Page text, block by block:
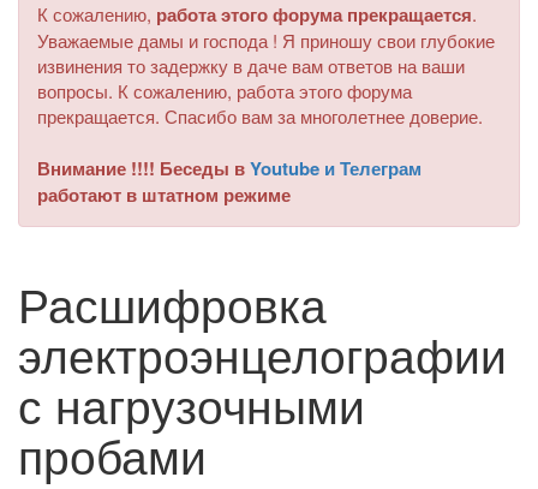
К сожалению, работа этого форума прекращается.
Уважаемые дамы и господа ! Я приношу свои глубокие
извинения то задержку в даче вам ответов на ваши
вопросы. К сожалению, работа этого форума
прекращается. Спасибо вам за многолетнее доверие.
Внимание !!!! Беседы вYoutube и Телеграм
работают в штатном режиме
Расшифровка
электроэнцелографии
с нагрузочными
пробами